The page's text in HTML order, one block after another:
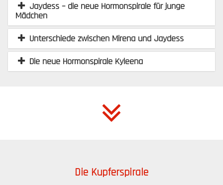
Jaydess – die neue Hormonspirale für junge
Mädchen
Unterschiede zwischen Mirena und Jaydess
Die neue Hormonspirale Kyleena
Die Kupferspirale